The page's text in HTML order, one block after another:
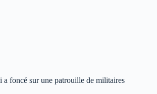
foncé sur une patrouille de militaires